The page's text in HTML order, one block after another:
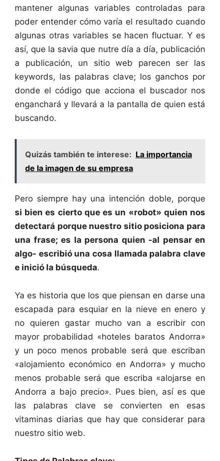
mantener algunas variables controladas para
poder entender cómo varía el resultado cuando
algunas otras variables se hacen fluctuar. Y es
así, que la savia que nutre día a día, publicación
a publicación, un sitio web parecen ser las
keywords, las palabras clave; los ganchos por
donde el código que acciona el buscador nos
enganchará y llevará a la pantalla de quien está
buscando.
Quizás también te interese: La importancia
de la imagen de su empresa
Pero siempre hay una intención doble, porque
si bien es cierto que es un «robot» quien nos
detectará porque nuestro sitio posiciona para
una frase; es la persona quien -al pensar en
algo- escribió una cosa llamada palabra clave
e inició la búsqueda.
Ya es historia que los que piensan en darse una
escapada para esquiar en la nieve en enero y
no quieren gastar mucho van a escribir con
mayor probabilidad «hoteles baratos Andorra»
y un poco menos probable será que escriban
«alojamiento económico en Andorra» y mucho
menos probable será que escriba «alojarse en
Andorra a bajo precio». Pues bien, así es que
las palabras clave se convierten en esas
vitaminas diarias que hay que considerar para
nuestro sitio web.